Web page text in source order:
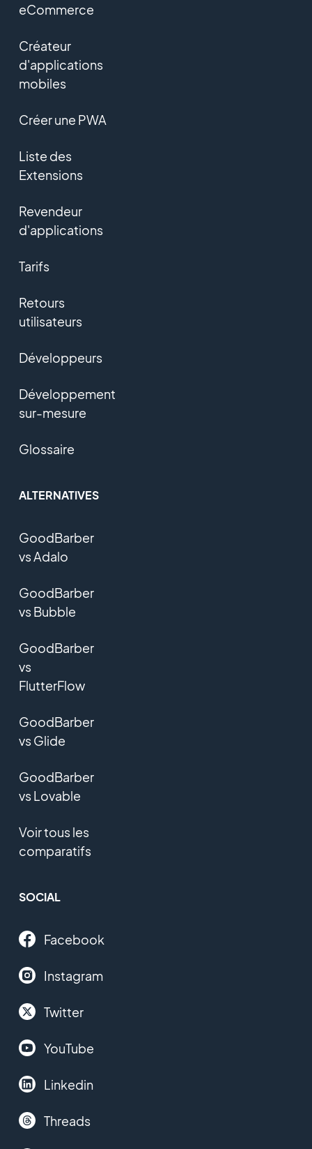
eCommerce
Créateur
d'applications
mobiles
Créer une PWA
Liste des
Extensions
Revendeur
d'applications
Tarifs
Retours
utilisateurs
Développeurs
Développement
sur-mesure
Glossaire
ALTERNATIVES
GoodBarber
vs Adalo
GoodBarber
vs Bubble
GoodBarber
vs
FlutterFlow
GoodBarber
vs Glide
GoodBarber
vs Lovable
Voir tous les
comparatifs
SOCIAL
Facebook
Instagram
Twitter
YouTube
Linkedin
Threads